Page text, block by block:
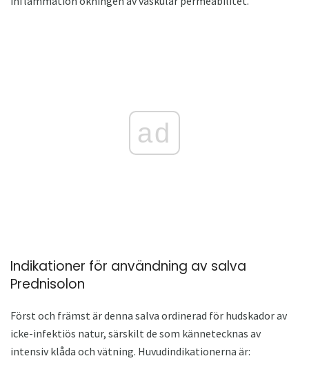
ad
Indikationer för användning av salva
Prednisolon
Först och främst är denna salva ordinerad för hudskador av
icke-infektiös natur, särskilt de som kännetecknas av
intensiv klåda och vätning. Huvudindikationerna är: